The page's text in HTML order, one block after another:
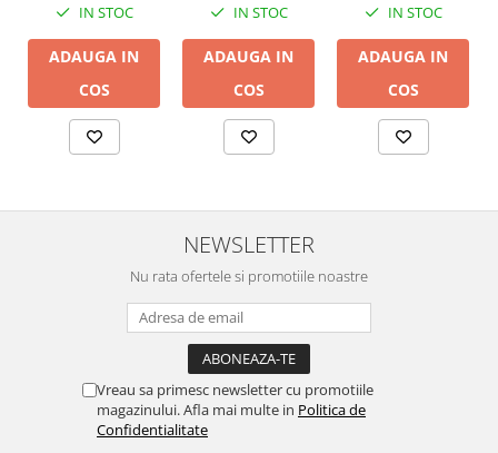
IN STOC
ADAUGA IN
COS
IN STOC
ADAUGA IN
COS
IN STOC
ADAUGA IN
COS
NEWSLETTER
Nu rata ofertele si promotiile noastre
Vreau sa primesc newsletter cu promotiile
magazinului. Afla mai multe in Politica de
Confidentialitate